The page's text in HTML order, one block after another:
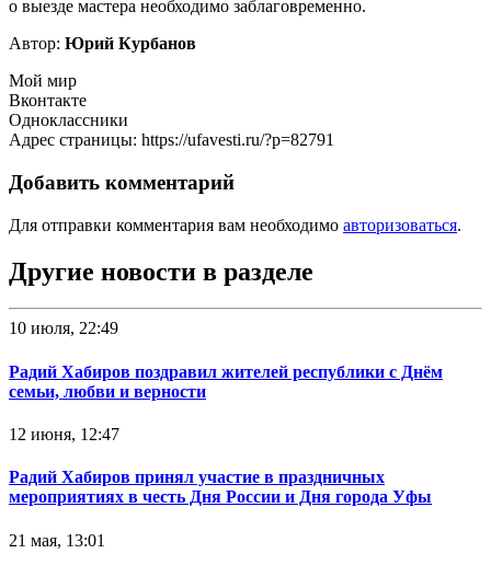
о выезде мастера необходимо заблаговременно.
Автор: Юрий Курбанов
Мой мир
Вконтакте
Одноклассники
Адрес страницы: https://ufavesti.ru/?p=82791
Добавить комментарий
Для отправки комментария вам необходимо авторизоваться.
Другие новости в разделе
10 июля, 22:49
Радий Хабиров поздравил жителей республики с Днём
семьи, любви и верности
12 июня, 12:47
Радий Хабиров принял участие в праздничных
мероприятиях в честь Дня России и Дня города Уфы
21 мая, 13:01